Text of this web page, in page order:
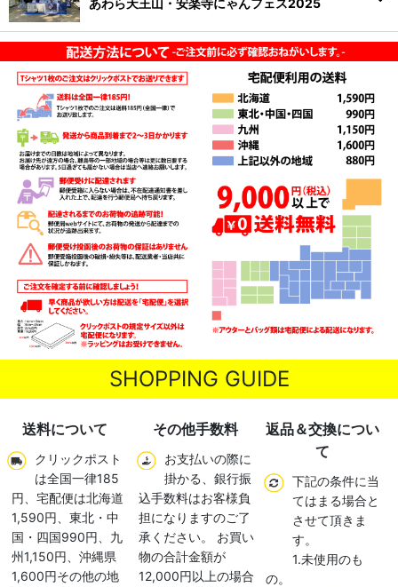
あわら天王山・安楽寺にゃんフェス2025
SHOPPING GUIDE
送料について
クリックポスト
は全国一律185
円、宅配便は北海道
1,590円、東北・中
国・四国990円、九
州1,150円、沖縄県
1,600円その他の地
その他手数料
お支払いの際に
掛かる、銀行振
込手数料はお客様負
担になりますのご了
承ください。 お買い
物の合計金額が
12,000円以上の場合
返品＆交換につい
て
下記の条件に当
てはまる場合と
させて頂きま
す。
1.未使用のも
の。